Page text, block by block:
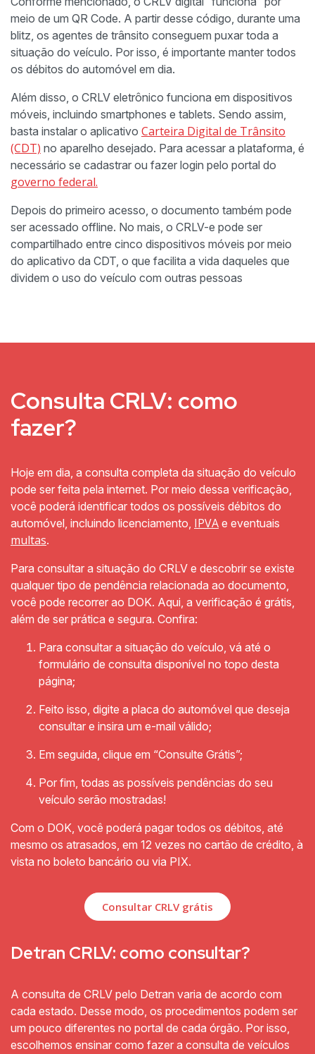
meio de um QR Code. A partir desse código, durante uma
blitz, os agentes de trânsito conseguem puxar toda a
situação do veículo. Por isso, é importante manter todos
os débitos do automóvel em dia.
Além disso, o CRLV eletrônico funciona em dispositivos
móveis, incluindo smartphones e tablets. Sendo assim,
basta instalar o aplicativo Carteira Digital de Trânsito
(CDT) no aparelho desejado. Para acessar a plataforma, é
necessário se cadastrar ou fazer login pelo portal do
governo federal.
Depois do primeiro acesso, o documento também pode
ser acessado offline. No mais, o CRLV-e pode ser
compartilhado entre cinco dispositivos móveis por meio
do aplicativo da CDT, o que facilita a vida daqueles que
dividem o uso do veículo com outras pessoas
Consulta CRLV: como
fazer?
Hoje em dia, a consulta completa da situação do veículo
pode ser feita pela internet. Por meio dessa verificação,
você poderá identificar todos os possíveis débitos do
automóvel, incluindo licenciamento, IPVA e eventuais
multas.
Para consultar a situação do CRLV e descobrir se existe
qualquer tipo de pendência relacionada ao documento,
você pode recorrer ao DOK. Aqui, a verificação é grátis,
além de ser prática e segura. Confira:
Para consultar a situação do veículo, vá até o
formulário de consulta disponível no topo desta
página;
Feito isso, digite a placa do automóvel que deseja
consultar e insira um e-mail válido;
Em seguida, clique em “Consulte Grátis”;
Por fim, todas as possíveis pendências do seu
veículo serão mostradas!
Com o DOK, você poderá pagar todos os débitos, até
mesmo os atrasados, em 12 vezes no cartão de crédito, à
vista no boleto bancário ou via PIX.
Consultar CRLV grátis
Detran CRLV: como consultar?
A consulta de CRLV pelo Detran varia de acordo com
cada estado. Desse modo, os procedimentos podem ser
um pouco diferentes no portal de cada órgão. Por isso,
escolhemos ensinar como fazer a consulta de veículos